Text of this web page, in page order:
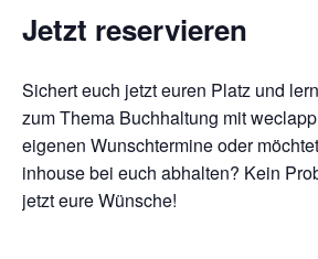
Jetzt reservieren
Sichert euch jetzt euren Platz und
zum Thema Buchhaltung mit
eigenen Wunschtermine oder
inhouse bei euch abhalten? Kein
jetzt eure Wünsche!